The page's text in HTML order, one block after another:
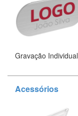
Gravação Individual
Acessórios